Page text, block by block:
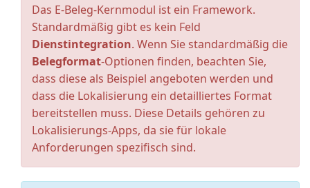
Das E-Beleg-Kernmodul ist ein Framework.
Standardmäßig gibt es kein Feld
Dienstintegration. Wenn Sie standardmäßig die
Belegformat-Optionen finden, beachten Sie,
dass diese als Beispiel angeboten werden und
dass die Lokalisierung ein detailliertes Format
bereitstellen muss. Diese Details gehören zu
Lokalisierungs-Apps, da sie für lokale
Anforderungen spezifisch sind.